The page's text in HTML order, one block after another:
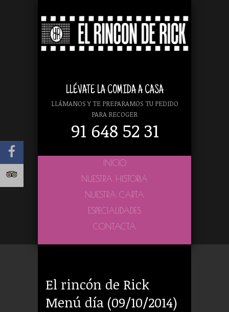
LLÉVATE LA COMIDA A CASA
LLÁMANOS Y TE PREPARAMOS TU PEDIDO
PARA RECOGER
91 648 52 31
INICIO
NUESTRA HISTORIA
NUESTRA CARTA
ESPECIALIDADES
CONTACTA
El rincón de Rick
Menú día (09/10/2014)